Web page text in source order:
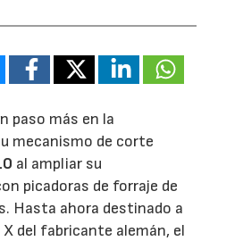
paso más en la
mecanismo de corte
al ampliar su
picadoras de forraje de
Hasta ahora destinado a
del fabricante alemán, el